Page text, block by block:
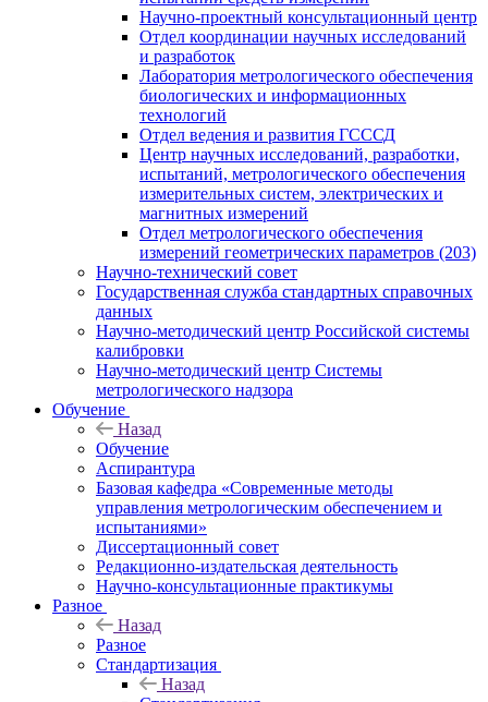
Научно-проектный консультационный центр
Отдел координации научных исследований
и разработок
Лаборатория метрологического обеспечения
биологических и информационных
технологий
Отдел ведения и развития ГСССД
Центр научных исследований, разработки,
испытаний, метрологического обеспечения
измерительных систем, электрических и
магнитных измерений
Отдел метрологического обеспечения
измерений геометрических параметров (203)
Научно-технический совет
Государственная служба стандартных справочных
данных
Научно-методический центр Российской системы
калибровки
Научно-методический центр Системы
метрологического надзора
Обучение
Назад
Обучение
Аспирантура
Базовая кафедра «Современные методы
управления метрологическим обеспечением и
испытаниями»
Диссертационный совет
Редакционно-издательская деятельность
Научно-консультационные практикумы
Разное
Назад
Разное
Стандартизация
Назад